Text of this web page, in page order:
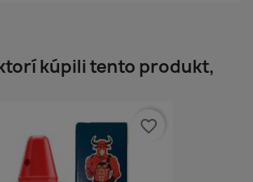
kúpili tento produkt,
favorite_border